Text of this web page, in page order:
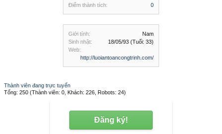
Điểm thành tích:
0
Giới tính:
Nam
Sinh nhật:
18/05/93 (Tuổi: 33)
Web:
http://luoiantoancongtrinh.com/
Thành viên đang trực tuyến
Tổng: 250 (Thành viên: 0, Khách: 226, Robots: 24)
Đăng ký!